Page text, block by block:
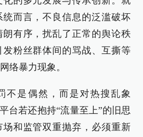
而言，不良信息的泛滥破坏
朗有序，扰乱了正常的舆论秩
发粉丝群体间的骂战、互撕等
络暴力现象。
不是偶然，而是对热搜乱象
台若还抱持“流量至上”的旧思
和监管双重抛弃，必须重新